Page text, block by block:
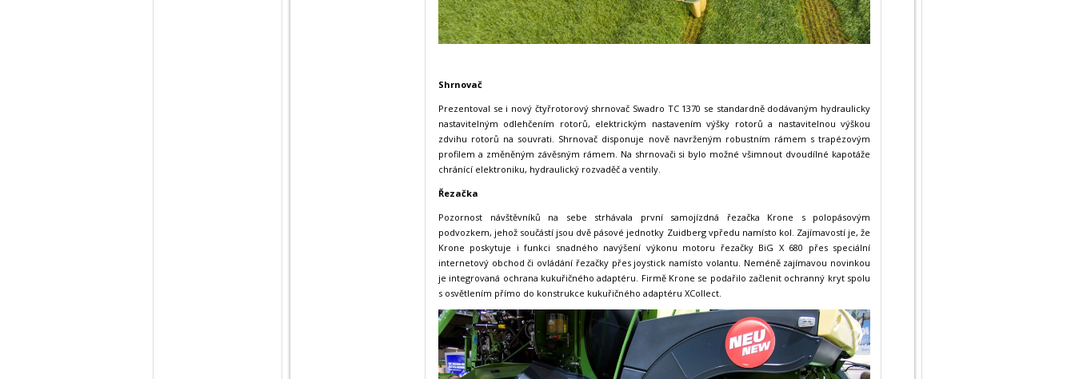
Shrnovač
Prezentoval se i nový čtyřrotorový shrnovač Swadro TC 1370 se standardně dodávaným hydraulicky
nastavitelným odlehčením rotorů, elektrickým nastavením výšky rotorů a nastavitelnou výškou
zdvihu rotorů na souvrati. Shrnovač disponuje nově navrženým robustním rámem s trapézovým
profilem a změněným závěsným rámem. Na shrnovači si bylo možné všimnout dvoudílné kapotáže
chránící elektroniku, hydraulický rozvaděč a ventily.
Řezačka
Pozornost návštěvníků na sebe strhávala první samojízdná řezačka Krone s polopásovým
podvozkem, jehož součástí jsou dvě pásové jednotky Zuidberg vpředu namísto kol. Zajímavostí je, že
Krone poskytuje i funkci snadného navýšení výkonu motoru řezačky BiG X 680 přes speciální
internetový obchod či ovládání řezačky přes joystick namísto volantu. Neméně zajímavou novinkou
je integrovaná ochrana kukuřičného adaptéru. Firmě Krone se podařilo začlenit ochranný kryt spolu
s osvětlením přímo do konstrukce kukuřičného adaptéru XCollect.